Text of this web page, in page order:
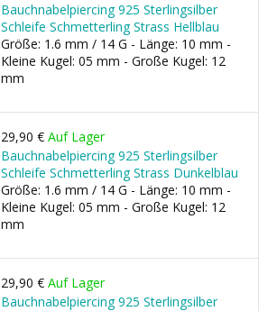
Bauchnabelpiercing 925 Sterlingsilber
Schleife Schmetterling Strass Hellblau
Größe: 1.6 mm / 14 G - Länge: 10 mm -
Kleine Kugel: 05 mm - Große Kugel: 12
mm
29,90 € Auf Lager
Bauchnabelpiercing 925 Sterlingsilber
Schleife Schmetterling Strass Dunkelblau
Größe: 1.6 mm / 14 G - Länge: 10 mm -
Kleine Kugel: 05 mm - Große Kugel: 12
mm
29,90 € Auf Lager
Bauchnabelpiercing 925 Sterlingsilber